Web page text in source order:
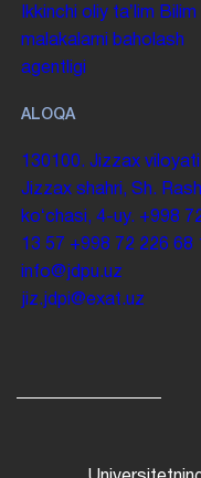
Ikkinchi oliy taʼlim Bilim
malakalarni baholash
agentligi
ALOQA
130100. Jizzax
Jizzax shahri, Sh.
koʻchasi, 4-uy. +998
13 57 +998 72 226 68
info@jdpu.uz
jiz.jdpi@exat.uz